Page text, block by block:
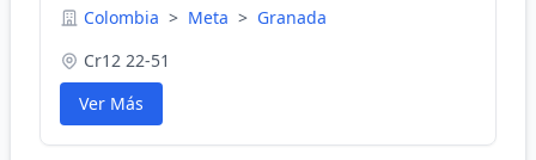
Colombia > Meta > Granada
Cr12 22-51
Ver Más